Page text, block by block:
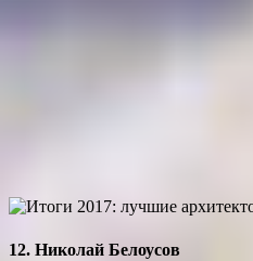
12. Николай Белоусов